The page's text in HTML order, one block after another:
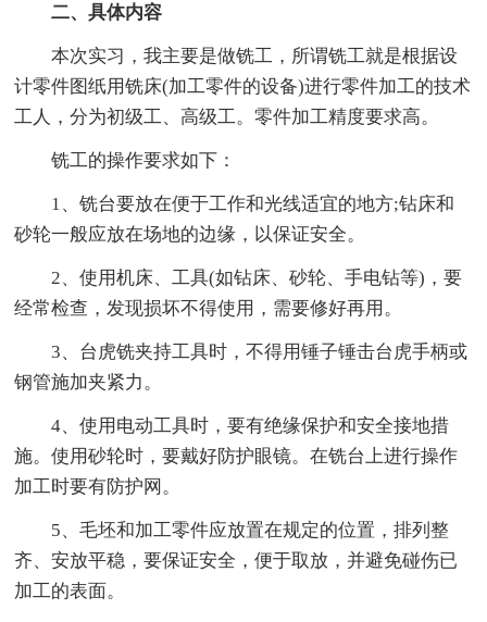
二、具体内容
本次实习，我主要是做铣工，所谓铣工就是根据设
计零件图纸用铣床(加工零件的设备)进行零件加工的技术
工人，分为初级工、高级工。零件加工精度要求高。
铣工的操作要求如下：
1、铣台要放在便于工作和光线适宜的地方;钻床和
砂轮一般应放在场地的边缘，以保证安全。
2、使用机床、工具(如钻床、砂轮、手电钻等)，要
经常检查，发现损坏不得使用，需要修好再用。
3、台虎铣夹持工具时，不得用锤子锤击台虎手柄或
钢管施加夹紧力。
4、使用电动工具时，要有绝缘保护和安全接地措
施。使用砂轮时，要戴好防护眼镜。在铣台上进行操作
加工时要有防护网。
5、毛坯和加工零件应放置在规定的位置，排列整
齐、安放平稳，要保证安全，便于取放，并避免碰伤已
加工的表面。